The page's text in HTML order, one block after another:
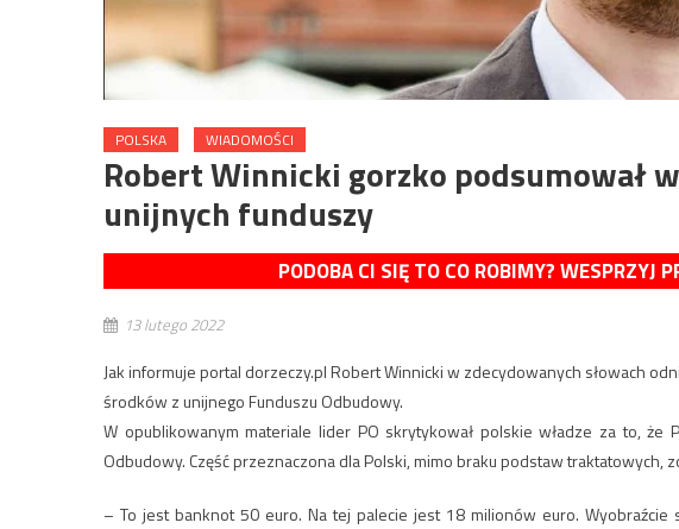
POLSKA WIADOMOŚCI
Robert Winnicki gorzko podsumował
unijnych funduszy
PODOBA CI SIĘ TO CO ROBIMY? WESPRZYJ
13 lutego 2022
Jak informuje portal dorzeczy.pl Robert Winnicki w zdecydowanych słowach
środków z unijnego Funduszu Odbudowy.
W opublikowanym materiale lider PO skrytykował polskie władze za to,
Odbudowy. Część przeznaczona dla Polski, mimo braku podstaw traktatowych,
– To jest banknot 50 euro. Na tej palecie jest 18 milionów euro. Wyobraźcie